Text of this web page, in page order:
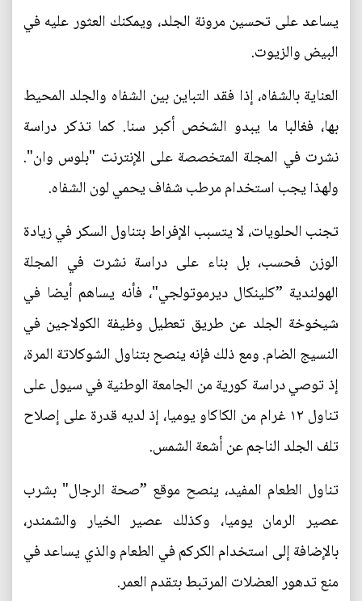
يساعد على تحسين مرونة الجلد، ويمكنك العثور عليه في
البيض والزيوت.
العناية بالشفاه، إذا فقد التباين بين الشفاه والجلد المحيط
بها، فغالبا ما يبدو الشخص أكبر سنا. كما تذكر دراسة
نشرت في المجلة المتخصصة على الإنترنت "بلوس وان".
ولهذا يجب استخدام مرطب شفاف يحمي لون الشفاه.
تجنب الحلويات، لا يتسبب الإفراط بتناول السكر في زيادة
الوزن فحسب، بل بناء على دراسة نشرت في المجلة
الهولندية ”كلينكال ديرموتولجي"، فأنه يساهم أيضا في
شيخوخة الجلد عن طريق تعطيل وظيفة الكولاجين في
النسيج الضام. ومع ذلك فإنه ينصح بتناول الشوكلاتة المرة،
إذ توصي دراسة كورية من الجامعة الوطنية في سيول على
تناول ١٢ غرام من الكاكاو يوميا، إذ لديه قدرة على إصلاح
تلف الجلد الناجم عن أشعة الشمس.
تناول الطعام المفيد، ينصح موقع ”صحة الرجال" بشرب
عصير الرمان يوميا، وكذلك عصير الخيار والشمندر،
بالإضافة إلى استخدام الكركم في الطعام والذي يساعد في
منع تدهور العضلات المرتبط بتقدم العمر.